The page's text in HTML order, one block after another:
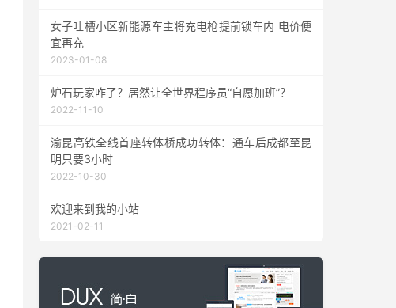
女子吐槽小区新能源车主将充电枪提前锁车内 电价便
宜再充
2023-01-08
炉石玩家咋了？居然让全世界程序员“自愿加班”？
2022-11-10
渝昆高铁全线首座转体桥成功转体：通车后成都至昆
明只要3小时
2022-10-30
欢迎来到我的小站
2021-02-11